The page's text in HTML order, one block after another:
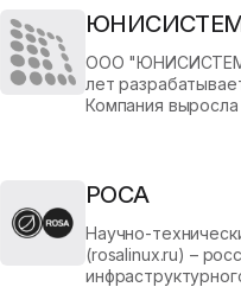
ООО "ЮНИСИСТЕМС" — российская компания,
лет
Компания выросла из академической университетской среды ФГБОУ
РОСА
Научно-
(rosalinux.ru) –